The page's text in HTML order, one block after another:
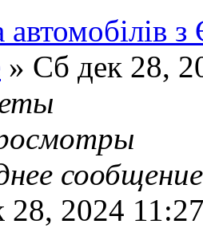
автомобілів
» Сб дек 28,
28, 2024